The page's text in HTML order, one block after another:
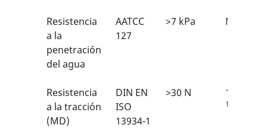
Resistencia
a la
penetración
del agua
AATCC
127
>7 kPa N/A
Resistencia
a la tracción
(MD)
DIN EN
ISO
13934-1
>30 N 1/6
1